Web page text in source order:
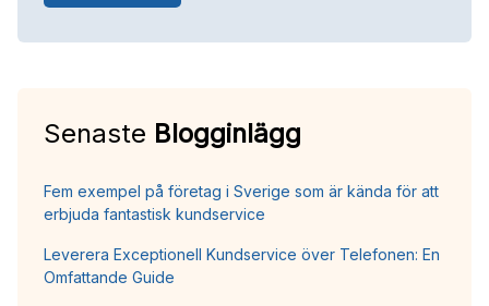
Senaste Blogginlägg
Fem exempel på företag i Sverige som är kända för att
erbjuda fantastisk kundservice
Leverera Exceptionell Kundservice över Telefonen: En
Omfattande Guide